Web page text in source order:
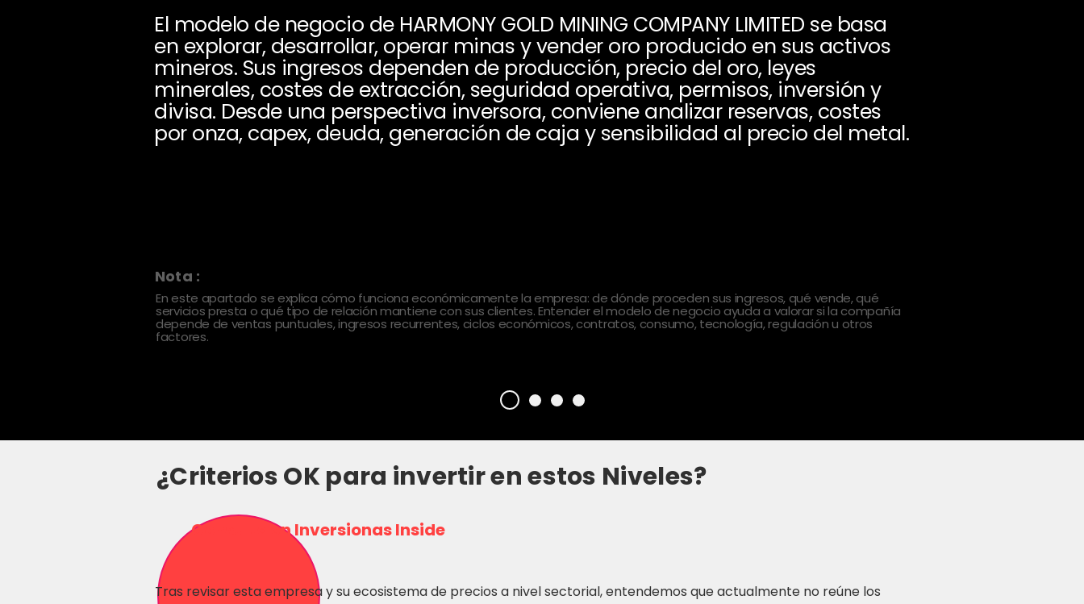
El modelo de negocio de HARMONY GOLD MINING COMPANY LIMITED se basa
en explorar, desarrollar, operar minas y vender oro producido en sus activos
mineros. Sus ingresos dependen de producción, precio del oro, leyes
minerales, costes de extracción, seguridad operativa, permisos, inversión y
divisa. Desde una perspectiva inversora, conviene analizar reservas, costes
por onza, capex, deuda, generación de caja y sensibilidad al precio del metal.
Nota :
En este apartado se explica cómo funciona económicamente la empresa: de dónde proceden sus ingresos, qué vende, qué
servicios presta o qué tipo de relación mantiene con sus clientes. Entender el modelo de negocio ayuda a valorar si la compañía
depende de ventas puntuales, ingresos recurrentes, ciclos económicos, contratos, consumo, tecnología, regulación u otros
factores.
¿Criterios OK para invertir en estos Niveles?
Consulta en Inversionas Inside
Tras revisar esta empresa y su ecosistema de precios a nivel sectorial, entendemos que actualmente no reúne los